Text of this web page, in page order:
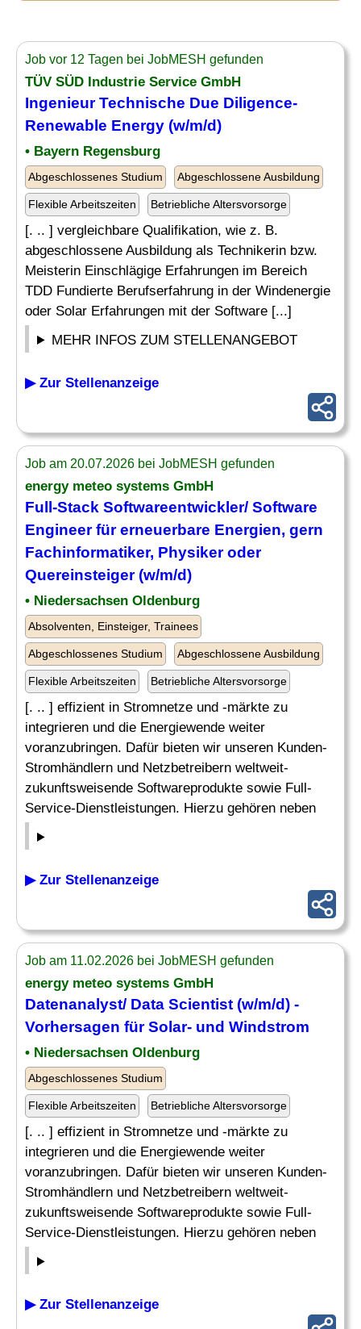
Job vor 12 Tagen bei JobMESH gefunden
TÜV SÜD Industrie Service GmbH
IngenieurTechnische Due Diligence-
Renewable Energy (w/m/d)
• Bayern Regensburg
Abgeschlossenes Studium Abgeschlossene Ausbildung
Flexible Arbeitszeiten Betriebliche Altersvorsorge
[. .. ] vergleichbare Qualifikation, wie z. B.
abgeschlossene Ausbildung als Technikerin bzw.
Meisterin Einschlägige Erfahrungen im Bereich
TDD Fundierte Berufserfahrung in der Windenergie
oder Solar Erfahrungen mit der Software [...]
MEHR INFOS ZUM STELLENANGEBOT
▶ Zur Stellenanzeige
Job am 20.07.2026 bei JobMESH gefunden
energy meteo systems GmbH
Full-Stack Softwareentwickler/ Software
Engineer für erneuerbare Energien, gern
Fachinformatiker, Physiker oder
Quereinsteiger (w/m/d)
• Niedersachsen Oldenburg
Absolventen, Einsteiger, Trainees
Abgeschlossenes Studium Abgeschlossene Ausbildung
Flexible Arbeitszeiten Betriebliche Altersvorsorge
[. .. ] effizient in Stromnetze und -märkte zu
integrieren und die Energiewende weiter
voranzubringen. Dafür bieten wir unseren Kunden-
Stromhändlern und Netzbetreibern weltweit-
zukunftsweisende Softwareprodukte sowie Full-
Service-Dienstleistungen. Hierzu gehören neben
▶ Zur Stellenanzeige
Job am 11.02.2026 bei JobMESH gefunden
energy meteo systems GmbH
Datenanalyst/ Data Scientist (w/m/d) -
Vorhersagen für Solar- und Windstrom
• Niedersachsen Oldenburg
Abgeschlossenes Studium
Flexible Arbeitszeiten Betriebliche Altersvorsorge
[. .. ] effizient in Stromnetze und -märkte zu
integrieren und die Energiewende weiter
voranzubringen. Dafür bieten wir unseren Kunden-
Stromhändlern und Netzbetreibern weltweit-
zukunftsweisende Softwareprodukte sowie Full-
Service-Dienstleistungen. Hierzu gehören neben
▶ Zur Stellenanzeige